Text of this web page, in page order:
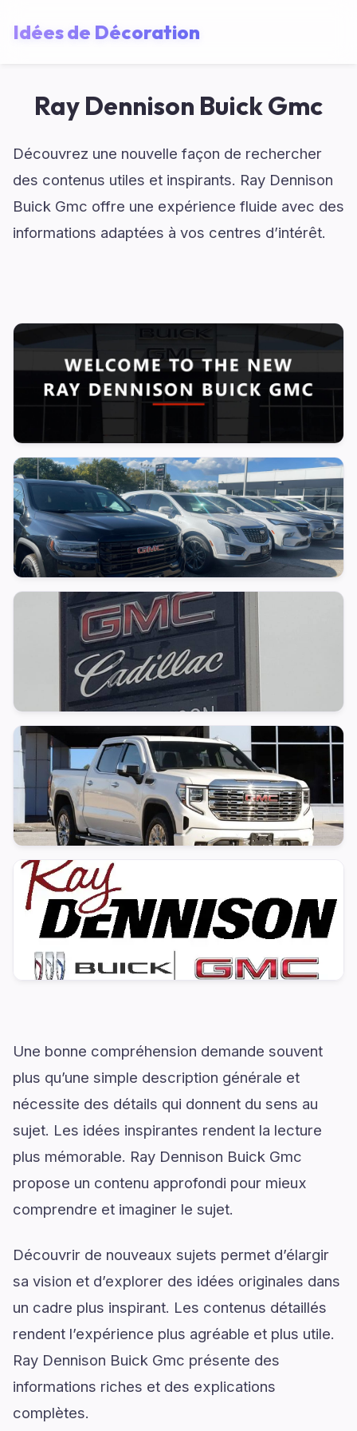
Idées de Décoration
Ray Dennison Buick Gmc
Découvrez une nouvelle façon de rechercher
des contenus utiles et inspirants. Ray Dennison
Buick Gmc offre une expérience fluide avec des
informations adaptées à vos centres d’intérêt.
Une bonne compréhension demande souvent
plus qu’une simple description générale et
nécessite des détails qui donnent du sens au
sujet. Les idées inspirantes rendent la lecture
plus mémorable. Ray Dennison Buick Gmc
propose un contenu approfondi pour mieux
comprendre et imaginer le sujet.
Découvrir de nouveaux sujets permet d’élargir
sa vision et d’explorer des idées originales dans
un cadre plus inspirant. Les contenus détaillés
rendent l’expérience plus agréable et plus utile.
Ray Dennison Buick Gmc présente des
informations riches et des explications
complètes.